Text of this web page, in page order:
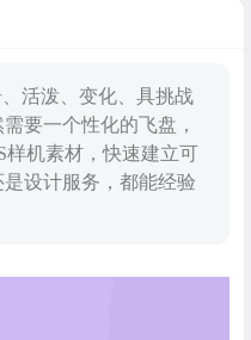
活泼、变化、具挑战
要一个性化的飞盘，
样机素材，快速建立可
设计服务，都能经验